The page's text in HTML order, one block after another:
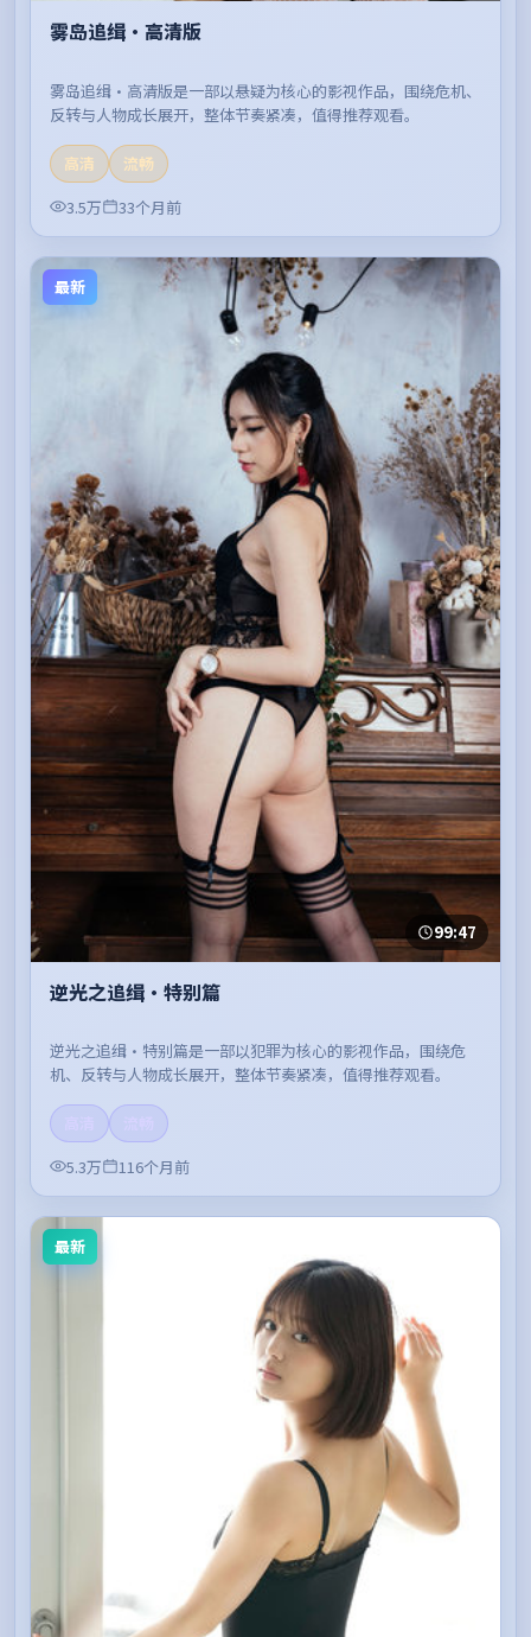
雾岛追缉·高清版
雾岛追缉·高清版是一部以悬疑为核心的影视作品，围绕危机、
反转与人物成长展开，整体节奏紧凑，值得推荐观看。
高清
流畅
3.5万
33个月前
最新
99:47
逆光之追缉·特别篇
逆光之追缉·特别篇是一部以犯罪为核心的影视作品，围绕危
机、反转与人物成长展开，整体节奏紧凑，值得推荐观看。
5.3万
116个月前
最新